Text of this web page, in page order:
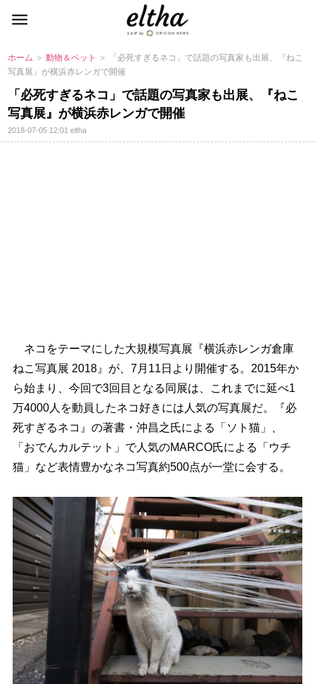
ホーム ＞動物＆ペット
＞ 「必死すぎるネコ」で話題の写真家も出展、『ねこ
写真展』が横浜赤レンガで開催
「必死すぎるネコ」で話題の写真家も出展、『ねこ
写真展』が横浜赤レンガで開催
2018-07-05 12:01eltha
ネコをテーマにした大規模写真展『横浜赤レンガ倉庫
ねこ写真展 2018』が、7月11日より開催する。2015年か
ら始まり、今回で3回目となる同展は、これまでに延べ1
万4000人を動員したネコ好きには人気の写真展だ。『必
死すぎるネコ』の著書・沖昌之氏による「ソト猫」、
「おでんカルテット」で人気のMARCO氏による「ウチ
猫」など表情豊かなネコ写真約500点が一堂に会する。